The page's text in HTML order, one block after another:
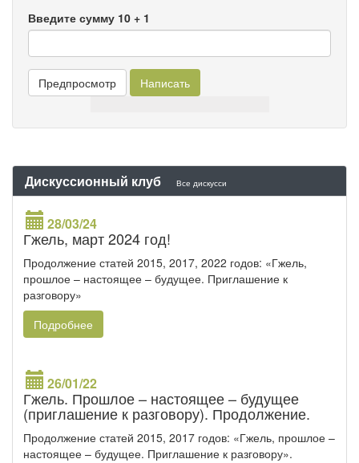
Введите сумму 10 + 1
Дискуссионный клуб Все дискусси
28/03/24
Гжель, март 2024 год!
Продолжение статей 2015, 2017, 2022 годов: «Гжель,
прошлое – настоящее – будущее. Приглашение к
разговору»
Подробнее
26/01/22
Гжель. Прошлое – настоящее – будущее
(приглашение к разговору). Продолжение.
Продолжение статей 2015, 2017 годов: «Гжель, прошлое –
настоящее – будущее. Приглашение к разговору».